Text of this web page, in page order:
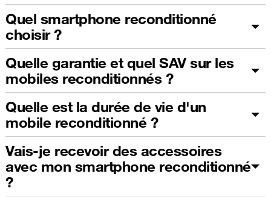
Quel smartphone reconditionné
choisir ?
Quelle garantie et quel SAV sur les
mobiles reconditionnés ?
Quelle est la durée de vie d'un
mobile reconditionné ?
Vais-je recevoir des accessoires
avec mon smartphone reconditionné
?